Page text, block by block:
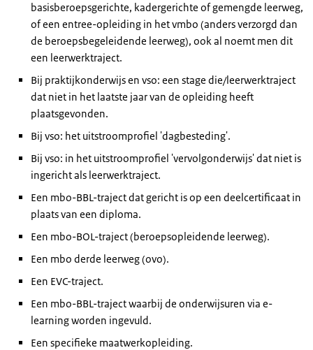
basisberoepsgerichte, kadergerichte of gemengde leerweg,
of een entree-opleiding in het vmbo (anders verzorgd dan
de beroepsbegeleidende leerweg), ook al noemt men dit
een leerwerktraject.
Bij praktijkonderwijs en vso: een stage die/leerwerktraject
dat niet in het laatste jaar van de opleiding heeft
plaatsgevonden.
Bij vso: het uitstroomprofiel 'dagbesteding'.
Bij vso: in het uitstroomprofiel 'vervolgonderwijs' dat niet is
ingericht als leerwerktraject.
Een mbo-BBL-traject dat gericht is op een deelcertificaat in
plaats van een diploma.
Een mbo-BOL-traject (beroepsopleidende leerweg).
Een mbo derde leerweg (ovo).
Een EVC-traject.
Een mbo-BBL-traject waarbij de onderwijsuren via e-
learning worden ingevuld.
Een specifieke maatwerkopleiding.